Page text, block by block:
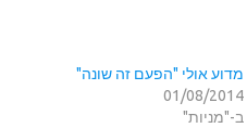
מדוע אולי "הפעם זה שונה"
01/08/2014
ב-"מניות"